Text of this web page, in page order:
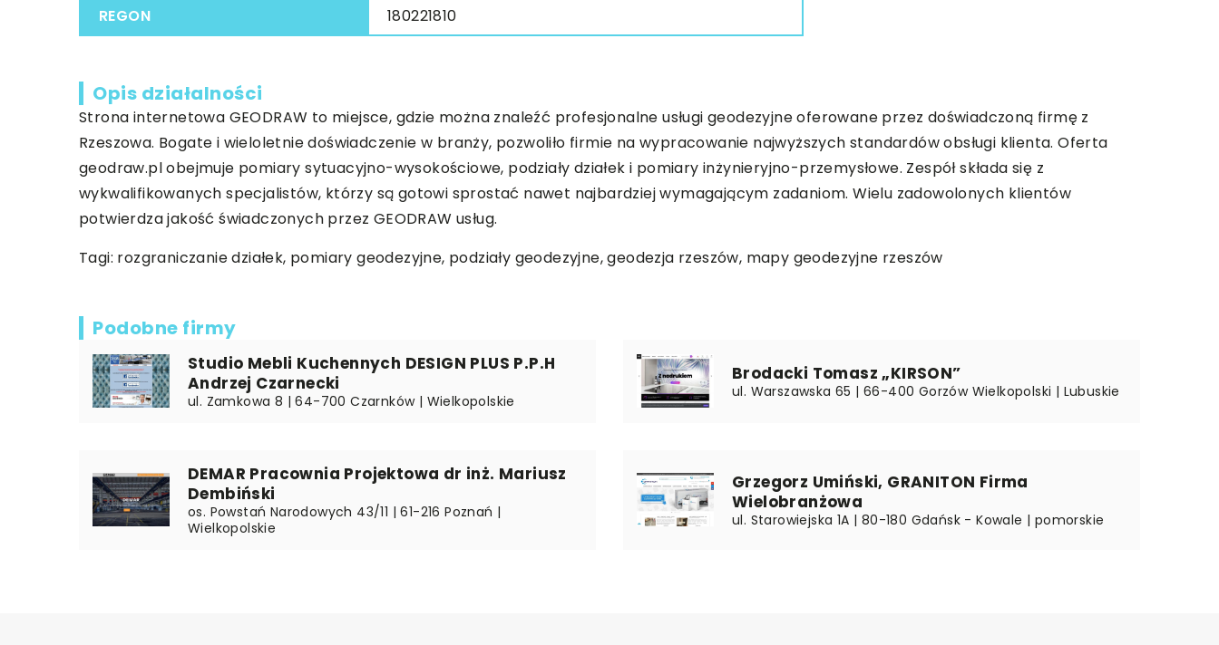
REGON
180221810
Opis działalności
Strona internetowa GEODRAW to miejsce, gdzie można znaleźć profesjonalne usługi geodezyjne oferowane przez doświadczoną firmę z
Rzeszowa. Bogate i wieloletnie doświadczenie w branży, pozwoliło firmie na wypracowanie najwyższych standardów obsługi klienta. Oferta
geodraw.pl obejmuje pomiary sytuacyjno-wysokościowe, podziały działek i pomiary inżynieryjno-przemysłowe. Zespół składa się z
wykwalifikowanych specjalistów, którzy są gotowi sprostać nawet najbardziej wymagającym zadaniom. Wielu zadowolonych klientów
potwierdza jakość świadczonych przez GEODRAW usług.
Tagi: rozgraniczanie działek, pomiary geodezyjne, podziały geodezyjne, geodezja rzeszów, mapy geodezyjne rzeszów
Podobne firmy
Studio Mebli Kuchennych DESIGN PLUS P.P.H
Andrzej Czarnecki
ul. Zamkowa 8 | 64-700 Czarnków | Wielkopolskie
Brodacki Tomasz „KIRSON”
ul. Warszawska 65 | 66-400 Gorzów Wielkopolski | Lubuskie
DEMAR Pracownia Projektowa dr inż. Mariusz
Dembiński
os. Powstań Narodowych 43/11 | 61-216 Poznań |
Wielkopolskie
Grzegorz Umiński, GRANITON Firma
Wielobranżowa
ul. Starowiejska 1A | 80-180 Gdańsk - Kowale | pomorskie